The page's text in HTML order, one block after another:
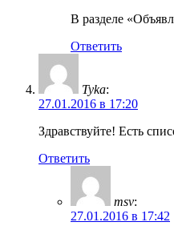
В разделе
Ответить
Tyka:
27.01.2016 в 17:20
Здравствуйте! Есть
Ответить
msv:
27.01.2016 в 17:42